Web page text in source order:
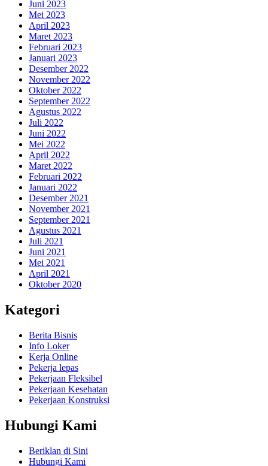
Juni 2023
Mei 2023
April 2023
Maret 2023
Februari 2023
Januari 2023
Desember 2022
November 2022
Oktober 2022
September 2022
Agustus 2022
Juli 2022
Juni 2022
Mei 2022
April 2022
Maret 2022
Februari 2022
Januari 2022
Desember 2021
November 2021
September 2021
Agustus 2021
Juli 2021
Juni 2021
Mei 2021
April 2021
Oktober 2020
Kategori
Berita Bisnis
Info Loker
Kerja Online
Pekerja lepas
Pekerjaan Fleksibel
Pekerjaan Kesehatan
Pekerjaan Konstruksi
Hubungi Kami
Beriklan di Sini
Hubungi Kami